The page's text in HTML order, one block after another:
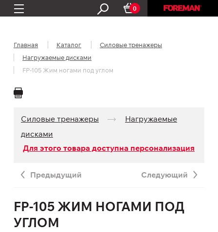
0
Главная Каталог
Силовые тренажеры
Нагружаемые дисками
FP-105 Жим ногами под углом
Силовые тренажеры
Нагружаемые
дисками
Для этого товара доступна персонализация
Предыдущий Следующий
FP-105 ЖИМ НОГАМИ ПОД
УГЛОМ